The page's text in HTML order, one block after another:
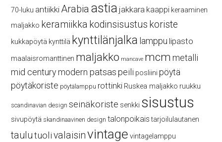
70-luku antiikki Arabia astia jakkara kaappi keraaminen
maljakko keramiikka kodinsisustus koriste
kukkapöytä kynttilä kynttilänjalka lamppu lipasto
maalaisromanttinen maljakko mancave mcm metalli
mid century modern patsaspeili posliini pöytä
pöytäkoriste pöytälamppu rottinki Ruskea maljakko ruukku
scandinavian design seinäkoriste senkki sisustus
sivupöytä skandinaavinen design talonpoikais tarjoilulautanen
taulutuolivalaisinvintage vintagelamppu